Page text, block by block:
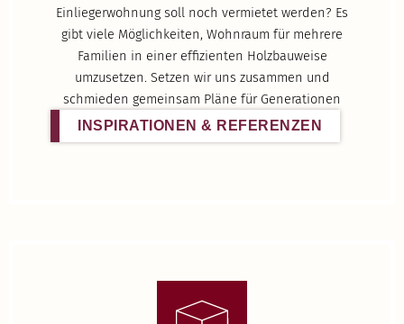
Einlie­ger­wohnung soll noch vermietet werden? Es
gibt viele Möglich­keiten, Wohnraum für mehrere
Familien in einer effizi­enten Holzbau­weise
umzusetzen. Setzen wir uns zusammen und
schmieden gemeinsam Pläne für Genera­tionen
INSPI­RA­TIONEN & REFERENZEN